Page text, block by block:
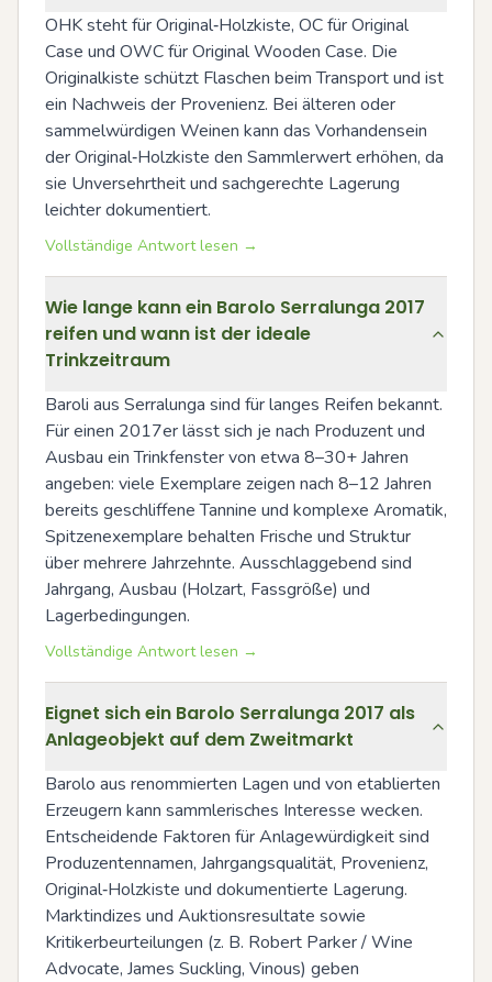
OHK steht für Original‑Holzkiste, OC für Original
Case und OWC für Original Wooden Case. Die
Originalkiste schützt Flaschen beim Transport und ist
ein Nachweis der Provenienz. Bei älteren oder
sammelwürdigen Weinen kann das Vorhandensein
der Original‑Holzkiste den Sammlerwert erhöhen, da
sie Unversehrtheit und sachgerechte Lagerung
leichter dokumentiert.
Vollständige Antwort lesen →
Wie lange kann ein Barolo Serralunga 2017
reifen und wann ist der ideale
Trinkzeitraum
Baroli aus Serralunga sind für langes Reifen bekannt.
Für einen 2017er lässt sich je nach Produzent und
Ausbau ein Trinkfenster von etwa 8–30+ Jahren
angeben: viele Exemplare zeigen nach 8–12 Jahren
bereits geschliffene Tannine und komplexe Aromatik,
Spitzenexemplare behalten Frische und Struktur
über mehrere Jahrzehnte. Ausschlaggebend sind
Jahrgang, Ausbau (Holzart, Fassgröße) und
Lagerbedingungen.
Vollständige Antwort lesen →
Eignet sich ein Barolo Serralunga 2017 als
Anlageobjekt auf dem Zweitmarkt
Barolo aus renommierten Lagen und von etablierten
Erzeugern kann sammlerisches Interesse wecken.
Entscheidende Faktoren für Anlagewürdigkeit sind
Produzentennamen, Jahrgangsqualität, Provenienz,
Original‑Holzkiste und dokumentierte Lagerung.
Marktindizes und Auktionsresultate sowie
Kritikerbeurteilungen (z. B. Robert Parker / Wine
Advocate, James Suckling, Vinous) geben